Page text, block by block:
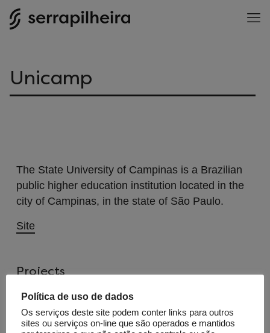
Unicamp
The State University of Campinas is a Brazilian
public higher education institution located in the
city of Campinas, in the state of São Paulo.
Site
Projects
RABECO
Science / Events and Programs
Política de uso de dados
Os serviços deste site podem conter links para outros
sites ou serviços on-line que são operados e mantidos